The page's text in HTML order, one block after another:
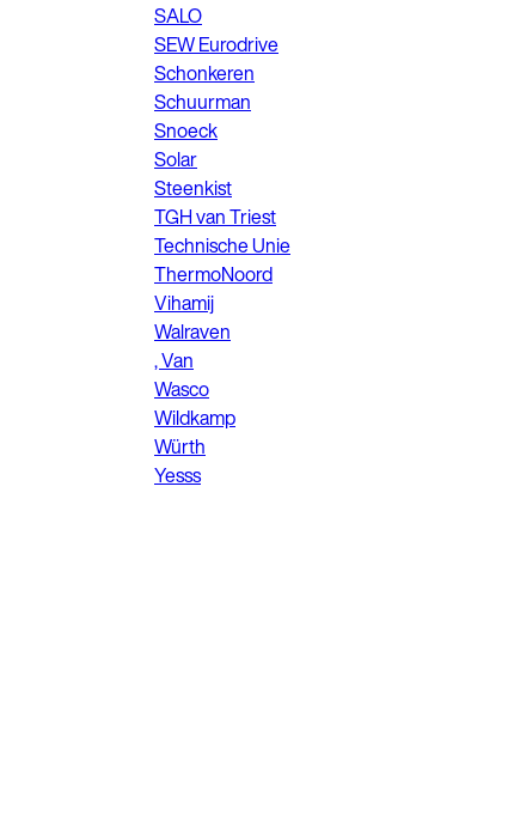
SALO
SEW Eurodrive
Schonkeren
Schuurman
Snoeck
Solar
Steenkist
TGH van Triest
Technische Unie
ThermoNoord
Vihamij
Walraven
, Van
Wasco
Wildkamp
Würth
Yesss